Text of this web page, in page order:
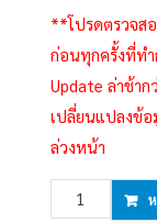
**โปรดตรวจส
ก่อนทุกครั้งที่ทำ
Update ล่าช้า
เปลี่ยนแปลงข้อ
ล่วงหน้า
จำนวน
Battery